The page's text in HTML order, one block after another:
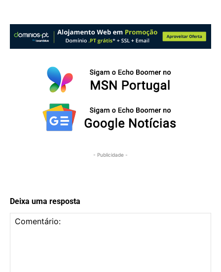
- Publicidade -
Deixa uma resposta